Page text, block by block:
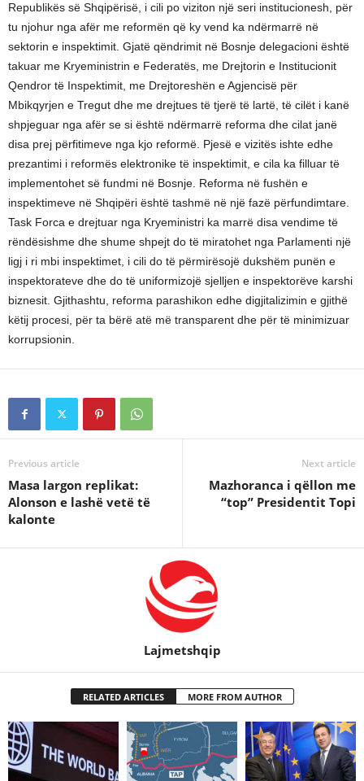
Republikës së Shqipërisë, i cili po viziton një seri institucionesh, për
tu njohur nga afër me reformën që ky vend ka ndërmarrë në
sektorin e inspektimit. Gjatë qëndrimit në Bosnje delegacioni është
takuar me Kryeministrin e Federatës, me Drejtorin e Institucionit
Qendror të Inspektimit, me Drejtoreshën e Agjencisë për
Mbikqyrjen e Tregut dhe me drejtues të tjerë të lartë, të cilët i kanë
shpjeguar nga afër se si është ndërmarrë reforma dhe cilat janë
disa prej përfitimeve nga kjo reformë. Pjesë e vizitës ishte edhe
prezantimi i reformës elektronike të inspektimit, e cila ka filluar të
implementohet së fundmi në Bosnje. Reforma në fushën e
inspektimeve në Shqipëri është tashmë në një fazë përfundimtare.
Task Forca e drejtuar nga Kryeministri ka marrë disa vendime të
rëndësishme dhe shume shpejt do të miratohet nga Parlamenti një
ligj i ri mbi inspektimet, i cili do të përmirësojë dukshëm punën e
inspektorateve dhe do të uniformizojë sjelljen e inspektorëve karshi
biznesit. Gjithashtu, reforma parashikon edhe digjitalizimin e gjithë
këtij procesi, për ta bërë atë më transparent dhe për të minimizuar
korrupsionin.
Previous article
Masa largon replikat:
Alonson e lashë vetë të
kalonte
Next article
Mazhoranca i qëllon me
“top” Presidentit Topi
Lajmetshqip
RELATED ARTICLES MORE FROM AUTHOR